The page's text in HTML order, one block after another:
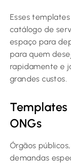
Esses
catálogo de
espaço para
para quem
rapidamente e
grandes custos.
Templates
ONGs
Órgãos
demandas